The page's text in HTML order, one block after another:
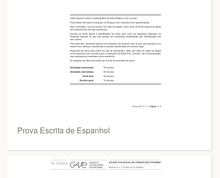
Prova Escrita de Espanhol